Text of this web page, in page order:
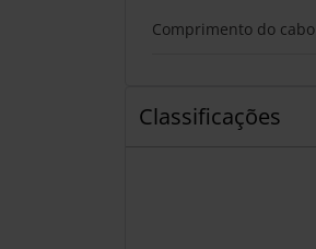
Comprimento do cabo
Classificações